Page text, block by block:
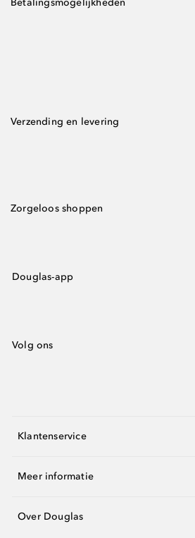
Verzending en levering
Zorgeloos shoppen
Douglas-app
Volg ons
Klantenservice
Meer informatie
Over Douglas